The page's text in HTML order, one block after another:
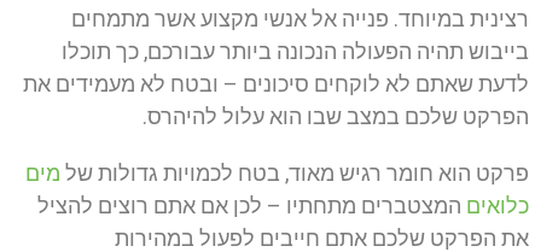
רצינית במיוחד. פנייה אל אנשי מקצוע אשר מתמחים
בייבוש תהיה הפעולה הנכונה ביותר עבורכם, כך תוכלו
לדעת שאתם לא לוקחים סיכונים – ובטח לא מעמידים את
הפרקט שלכם במצב שבו הוא עלול להיהרס.
פרקט הוא חומר רגיש מאוד, בטח לכמויות גדולות של מים
כלואים המצטברים מתחתיו – לכן אם אתם רוצים להציל
את הפרקט שלכם אתם חייבים לפעול במהירות